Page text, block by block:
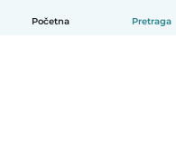
Početna Pretraga